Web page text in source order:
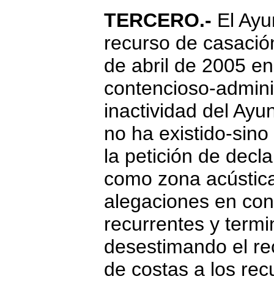
TERCERO.- El
recurso de
de abril de 2005
contencioso-
inactividad del
no ha existido-
la petición de
como zona
alegaciones en
recurrentes y
desestimando el
de costas a los